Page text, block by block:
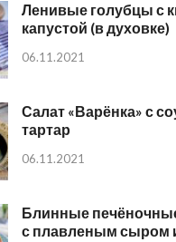
Ленивые голубцы с
капустой (в духовке)
06.11.2021
Салат «Варёнка» с
тартар
06.11.2021
Блинные
с плавленым сыром